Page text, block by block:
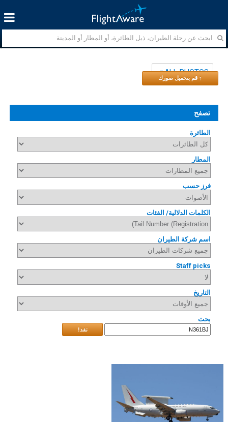
ALL PHOTOS
↑ قم بتحميل صورك
تصفح
الطائرة
المطار
فرز حسب
الكلمات الدلالية/ الفئات
اسم شركة الطيران
Staff picks
التاريخ
بحث
نفذ!